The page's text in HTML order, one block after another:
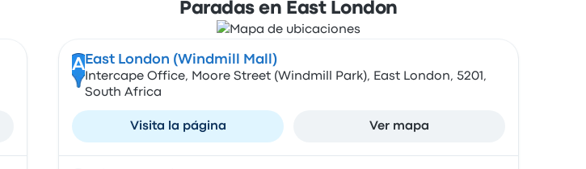
Paradas en East London
A East London (Windmill Mall)
Intercape Office, Moore Street (Windmill Park), East London, 5201,
South Africa
Visita la página Ver mapa